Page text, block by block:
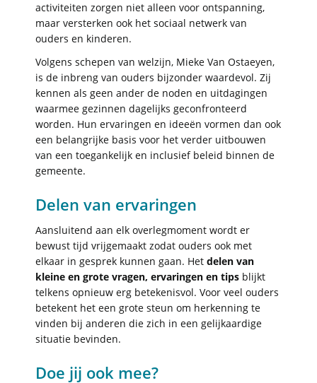
activiteiten zorgen niet alleen voor ontspanning,
maar versterken ook het sociaal netwerk van
ouders en kinderen.
Volgens schepen van welzijn, Mieke Van Ostaeyen,
is de inbreng van ouders bijzonder waardevol. Zij
kennen als geen ander de noden en uitdagingen
waarmee gezinnen dagelijks geconfronteerd
worden. Hun ervaringen en ideeën vormen dan ook
een belangrijke basis voor het verder uitbouwen
van een toegankelijk en inclusief beleid binnen de
gemeente.
Delen van ervaringen
Aansluitend aan elk overlegmoment wordt er
bewust tijd vrijgemaakt zodat ouders ook met
elkaar in gesprek kunnen gaan. Het delen van
kleine en grote vragen, ervaringen en tips blijkt
telkens opnieuw erg betekenisvol. Voor veel ouders
betekent het een grote steun om herkenning te
vinden bij anderen die zich in een gelijkaardige
situatie bevinden.
Doe jij ook mee?